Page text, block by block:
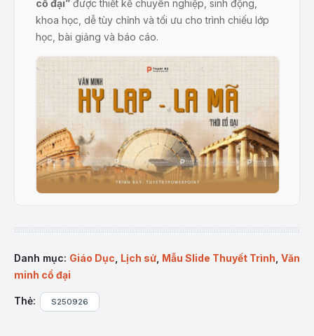
cổ đại” được thiết kế chuyên nghiệp, sinh động,
khoa học, dễ tùy chỉnh và tối ưu cho trình chiếu lớp
học, bài giảng và báo cáo.
Trang bìa slide Văn minh Hy Lạp – La Mã Thời Cổ Đại
Mô tả sản phẩm
“Mẫu Slide Văn Minh Hy Lạp – La Mã Thời Cổ Đại”
là bộ slide PowerPoint gồm 15 trang nội dung được
biên soạn bài bản, trực quan, hỗ trợ trình bày mạch
lạc những thành tựu nổi bật và ý nghĩa sâu sắc của
Danh mục: Giáo Dục Lịch sử Mẫu Slide Thuyết Trình Văn
minh cổ đại
Thẻ: S250926